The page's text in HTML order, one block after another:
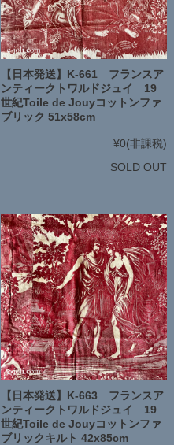
【日本発送】K-661 フランスア
ンティークトワルドジュイ 19
世紀Toile de Jouyコットンファ
ブリック 51x58cm
¥0(非課税)
SOLD OUT
【日本発送】K-663 フランスア
ンティークトワルドジュイ 19
世紀Toile de Jouyコットンファ
ブリックキルト 42x85cm